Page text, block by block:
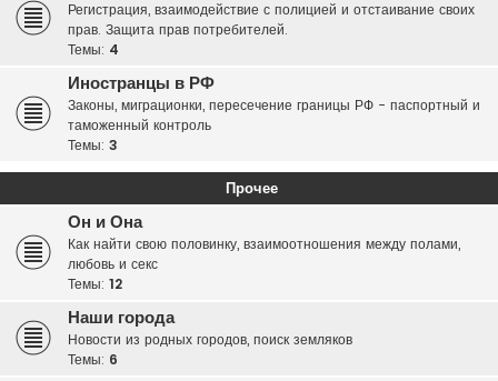
Регистрация, взаимодействие с полицией и отстаивание своих
прав. Защита прав потребителей.
Темы: 4
Иностранцы в РФ
Законы, миграционки, пересечение границы РФ - паспортный и
таможенный контроль
Темы: 3
Прочее
Он и Она
Как найти свою половинку, взаимоотношения между полами,
любовь и секс
Темы: 12
Наши города
Новости из родных городов, поиск земляков
Темы: 6